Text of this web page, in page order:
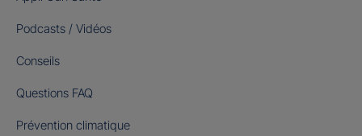
Podcasts / Vidéos
Conseils
Questions FAQ
Prévention climatique